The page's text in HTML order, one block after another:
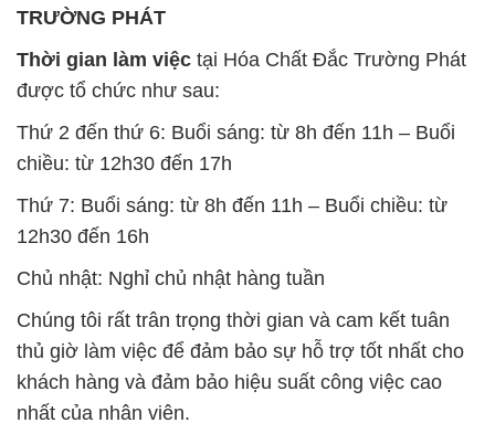
TRƯỜNG PHÁT
Thời gian làm việc tại Hóa Chất Đắc Trường Phát
được tổ chức như sau:
Thứ 2 đến thứ 6: Buổi sáng: từ 8h đến 11h – Buổi
chiều: từ 12h30 đến 17h
Thứ 7: Buổi sáng: từ 8h đến 11h – Buổi chiều: từ
12h30 đến 16h
Chủ nhật: Nghỉ chủ nhật hàng tuần
Chúng tôi rất trân trọng thời gian và cam kết tuân
thủ giờ làm việc để đảm bảo sự hỗ trợ tốt nhất cho
khách hàng và đảm bảo hiệu suất công việc cao
nhất của nhân viên.